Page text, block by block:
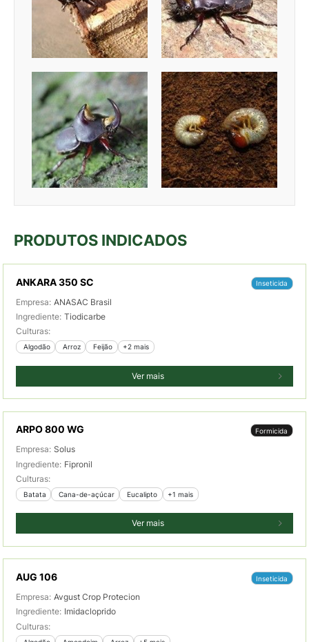
PRODUTOS INDICADOS
ANKARA 350 SC Inseticida
Empresa: ANASAC Brasil
Ingrediente: Tiodicarbe
Culturas:
Algodão Arroz Feijão +2 mais
Ver mais
ARPO 800 WG Formicida
Empresa: Solus
Ingrediente: Fipronil
Culturas:
Batata Cana-de-açúcar Eucalipto +1 mais
Ver mais
AUG 106 Inseticida
Empresa: Avgust Crop Protecion
Ingrediente: Imidacloprido
Culturas: